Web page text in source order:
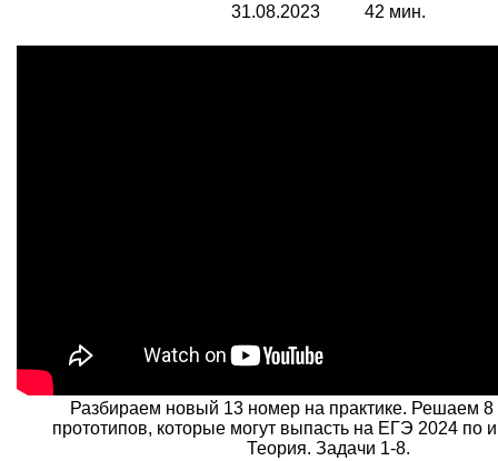
31.08.2023 42 мин.
Разбираем новый 13 номер на практике. Решаем 8
прототипов, которые могут выпасть на ЕГЭ 2024 по
Теория. Задачи 1-8.